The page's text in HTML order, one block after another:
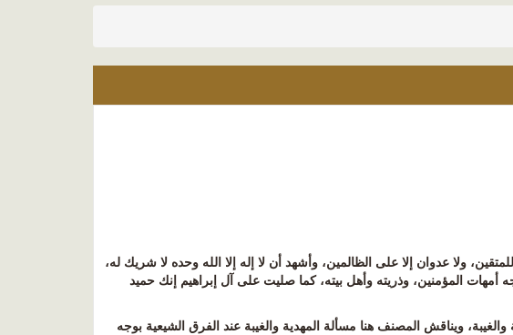
ولا عدوان إلا على الظالمين، وأشهد أن لا إله إلا الله وحده لا شريك له،
المؤمنين، وذريته وأهل بيته، كما صليت على آل إبراهيم إنك حميد
ويناقش المصنف هنا مسألة المهدية والغيبة عند الفرق الشيعية بوجه